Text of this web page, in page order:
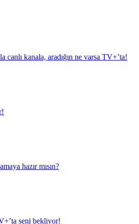
kanala, aradığın ne varsa TV+’ta!
hazır mısın?
seni bekliyor!